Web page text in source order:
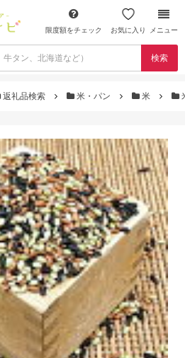
限度額をチェック お気に入り メニュー
検索
返礼品検索 米・パン 米